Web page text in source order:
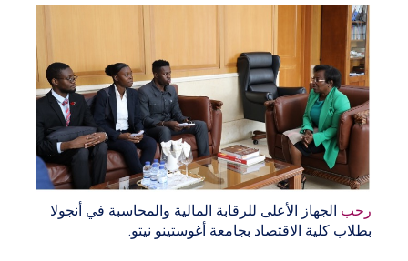
رحب الجهاز الأعلى للرقابة المالية والمحاسبة في أنجولا
بطلاب كلية الاقتصاد بجامعة أغوستينو نيتو.